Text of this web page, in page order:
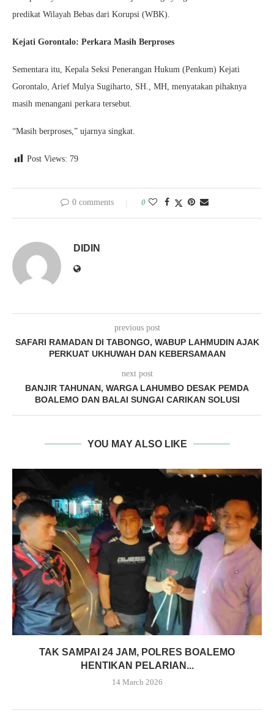
predikat Wilayah Bebas dari Korupsi (WBK).
Kejati Gorontalo: Perkara Masih Berproses
Sementara itu, Kepala Seksi Penerangan Hukum (Penkum) Kejati
Gorontalo, Arief Mulya Sugiharto, SH., MH, menyatakan pihaknya
masih menangani perkara tersebut.
“Masih berproses,” ujarnya singkat.
Post Views: 79
0 comments 0
DIDIN
previous post
SAFARI RAMADAN DI TABONGO, WABUP LAHMUDIN AJAK
PERKUAT UKHUWAH DAN KEBERSAMAAN
next post
BANJIR TAHUNAN, WARGA LAHUMBO DESAK PEMDA
BOALEMO DAN BALAI SUNGAI CARIKAN SOLUSI
YOU MAY ALSO LIKE
TAK SAMPAI 24 JAM, POLRES BOALEMO
HENTIKAN PELARIAN...
14 March 2026